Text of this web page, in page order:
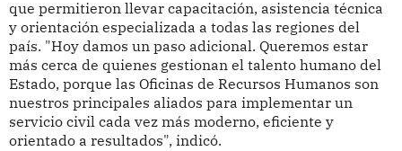
que permitieron llevar capacitación, asistencia técnica
y orientación especializada a todas las regiones del
país. "Hoy damos un paso adicional. Queremos estar
más cerca de quienes gestionan el talento humano del
Estado, porque las Oficinas de Recursos Humanos son
nuestros principales aliados para implementar un
servicio civil cada vez más moderno, eficiente y
orientado a resultados", indicó.